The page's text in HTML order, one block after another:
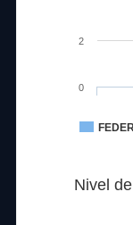
0
2
Nivel